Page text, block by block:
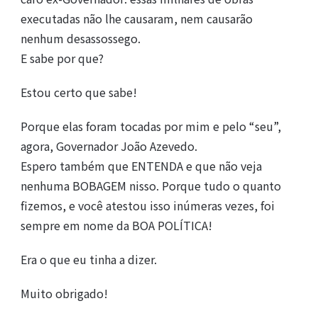
executadas não lhe causaram, nem causarão
nenhum desassossego.
E sabe por que?
Estou certo que sabe!
Porque elas foram tocadas por mim e pelo “seu”,
agora, Governador João Azevedo.
Espero também que ENTENDA e que não veja
nenhuma BOBAGEM nisso. Porque tudo o quanto
fizemos, e você atestou isso inúmeras vezes, foi
sempre em nome da BOA POLÍTICA!
Era o que eu tinha a dizer.
Muito obrigado!